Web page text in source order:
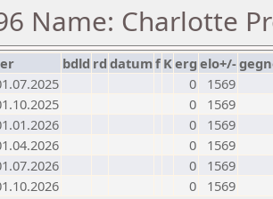
Name: Charlotte
bdld rd datumf Kerg elo+/-
0
1569
0
1569
0
1569
0
1569
0
1569
0 1569